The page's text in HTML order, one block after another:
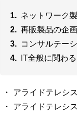
ネットワーク
再販製品の企
コンサルテー
IT全般に関わ
アライドテレシ
アライドテレシ